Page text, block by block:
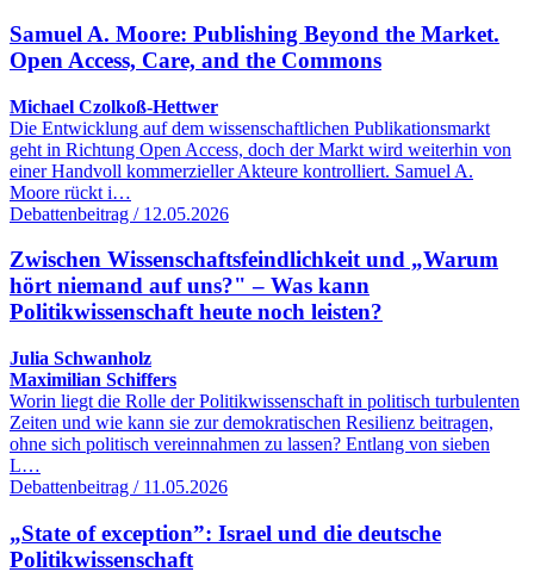
Samuel A. Moore: Publishing Beyond the Market.
Open Access, Care, and the Commons
Michael Czolkoß-Hettwer
Die Entwicklung auf dem wissenschaftlichen Publikationsmarkt
geht in Richtung Open Access, doch der Markt wird weiterhin von
einer Handvoll kommerzieller Akteure kontrolliert. Samuel A.
Moore rückt i…
Debattenbeitrag / 12.05.2026
Zwischen Wissenschaftsfeindlichkeit und „Warum
hört niemand auf uns?" – Was kann
Politikwissenschaft heute noch leisten?
Julia Schwanholz
Maximilian Schiffers
Worin liegt die Rolle der Politikwissenschaft in politisch turbulenten
Zeiten und wie kann sie zur demokratischen Resilienz beitragen,
ohne sich politisch vereinnahmen zu lassen? Entlang von sieben
L…
Debattenbeitrag / 11.05.2026
„State of exception”: Israel und die deutsche
Politikwissenschaft